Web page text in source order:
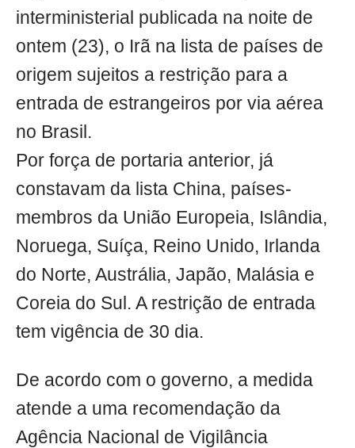
interministerial publicada na noite de
ontem (23), o Irã na lista de países de
origem sujeitos a restrição para a
entrada de estrangeiros por via aérea
no Brasil.
Por força de portaria anterior, já
constavam da lista China, países-
membros da União Europeia, Islândia,
Noruega, Suíça, Reino Unido, Irlanda
do Norte, Austrália, Japão, Malásia e
Coreia do Sul. A restrição de entrada
tem vigência de 30 dia.
De acordo com o governo, a medida
atende a uma recomendação da
Agência Nacional de Vigilância